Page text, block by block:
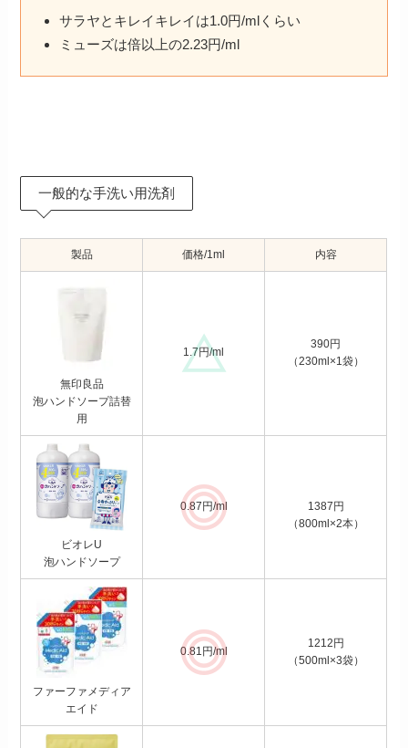
サラヤとキレイキレイは1.0円/mlくらい
ミューズは倍以上の2.23円/ml
一般的な手洗い用洗剤
製品 価格/1ml 内容
無印良品
泡ハンドソープ詰替
用
1.7円/ml
390円
（230ml×1袋）
ビオレU
泡ハンドソープ
0.87円/ml
1387円
（800ml×2本）
ファーファメディア
エイド
0.81円/ml
1212円
（500ml×3袋）